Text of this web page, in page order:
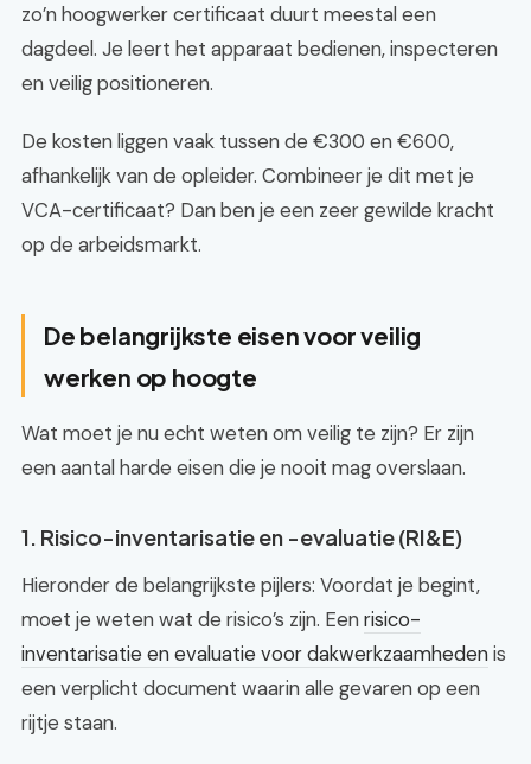
zo’n hoogwerker certificaat duurt meestal een
dagdeel. Je leert het apparaat bedienen, inspecteren
en veilig positioneren.
De kosten liggen vaak tussen de €300 en €600,
afhankelijk van de opleider. Combineer je dit met je
VCA-certificaat? Dan ben je een zeer gewilde kracht
op de arbeidsmarkt.
De belangrijkste eisen voor veilig
werken op hoogte
Wat moet je nu echt weten om veilig te zijn? Er zijn
een aantal harde eisen die je nooit mag overslaan.
1. Risico-inventarisatie en -evaluatie (RI&E)
Hieronder de belangrijkste pijlers: Voordat je begint,
moet je weten wat de risico’s zijn. Eenrisico-
inventarisatie en evaluatie voor dakwerkzaamhedenis
een verplicht document waarin alle gevaren op een
rijtje staan.